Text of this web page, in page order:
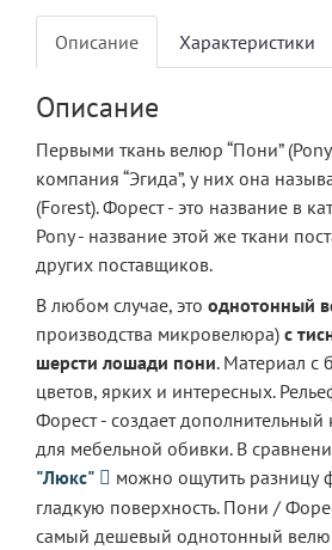
Описание Характеристики
Описание
Первыми ткань велюр “Пони”
компания “Эгида”, у них она
(Forest). Форест - это название в
Pony - название этой же ткани
других поставщиков.
В любом случае, это однотонный
производства микровелюра) с
шерсти лошади пони. Материал с
цветов, ярких и интересных.
Форест - создает
для мебельной обивки. В
"Люкс"
можно ощутить разницу
гладкую поверхность. Пони /
самый дешевый однотонный